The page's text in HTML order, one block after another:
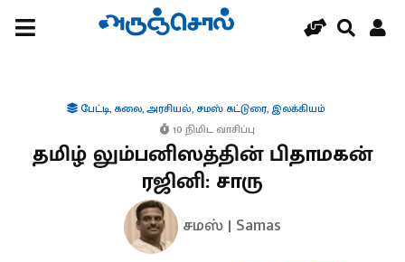
பேட்டி,கலை,அரசியல்,சமஸ் கட்டுரை,இலக்கியம்
10 நிமிட வாசிப்பு
தமிழ் லும்பனிஸத்தின் பிதாமகன்
ரஜினி: சாரு
சமஸ் | Samas